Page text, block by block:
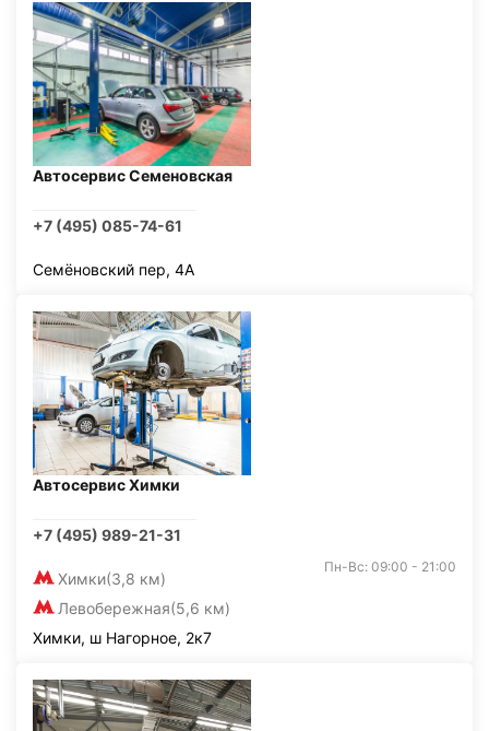
Автосервис Семеновская
+7 (495) 085-74-61
Семёновский пер, 4А
Автосервис Химки
+7 (495) 989-21-31
Химки(3,8 км)
Левобережная(5,6 км)
Пн-Вс: 09:00 - 21:00
Химки, ш Нагорное, 2к7